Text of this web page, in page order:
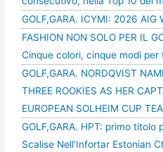
GOLF,GARA. ICYMI: 2026 AIG
FASHION NON SOLO PER IL
Cinque colori, cinque modi per
GOLF,GARA. NORDQVIST
THREE ROOKIES AS HER
EUROPEAN SOLHEIM CUP
GOLF,GARA. HPT: primo titolo
Scalise Nell’Infortar Estonian